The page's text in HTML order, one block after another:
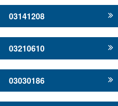
03141208
03210610
03030186